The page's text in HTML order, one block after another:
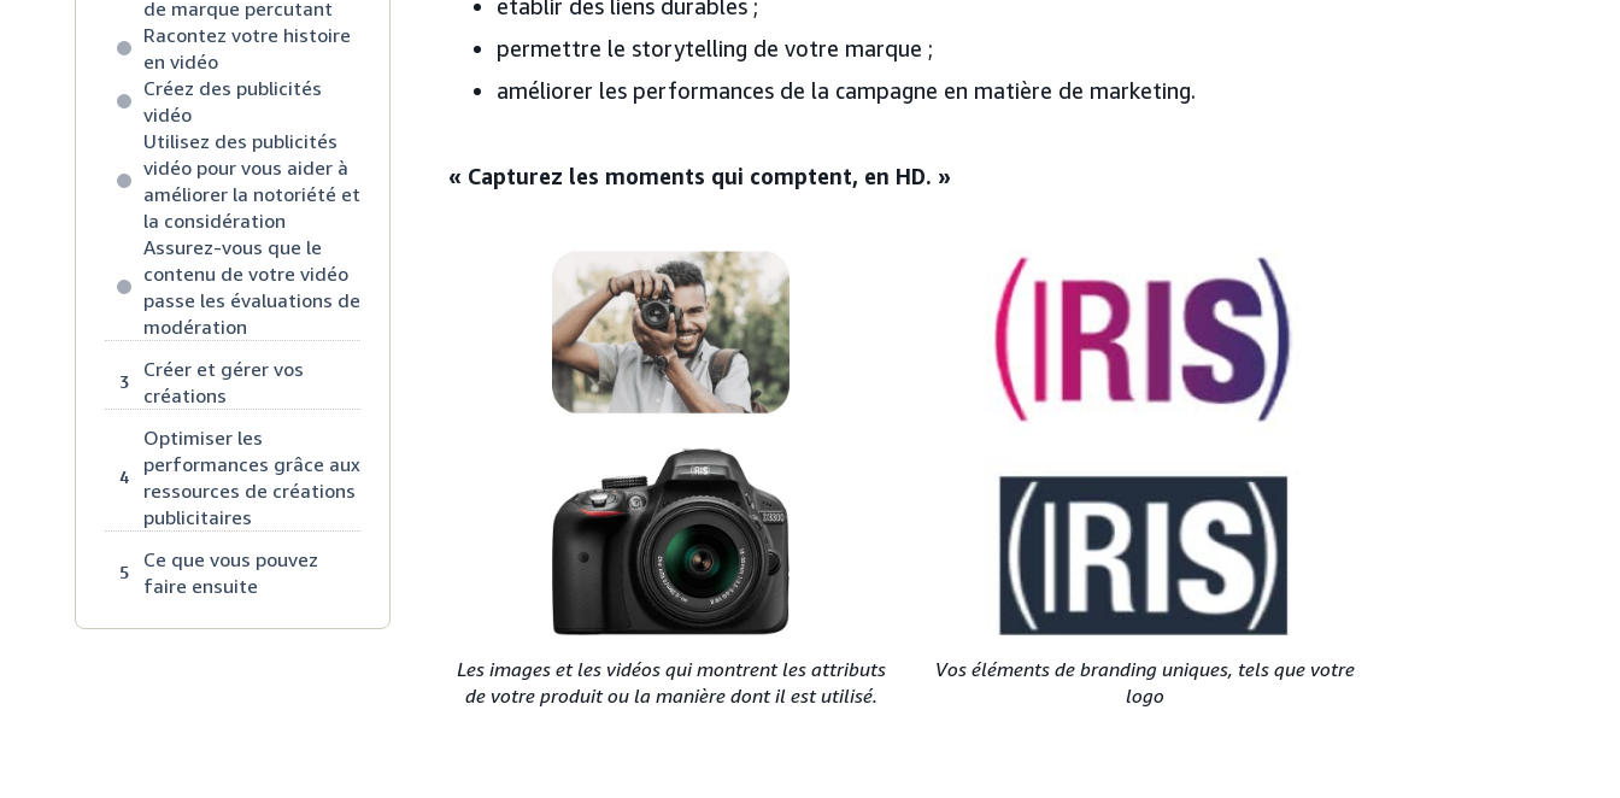
de marque percutant
Racontez votre histoire
en vidéo
Créez des publicités
vidéo
Utilisez des publicités
vidéo pour vous aider à
améliorer la notoriété et
la considération
Assurez-vous que le
contenu de votre vidéo
passe les évaluations de
modération
3
Créer et gérer vos
créations
4
Optimiser les
performances grâce aux
ressources de créations
publicitaires
5
Ce que vous pouvez
faire ensuite
établir des liens durables ;
permettre le storytelling de votre marque ;
améliorer les performances de la campagne en matière de marketing.
« Capturez les moments qui comptent, en HD. »
Les images et les vidéos qui montrent les attributs
de votre produit ou la manière dont il est utilisé.
Vos éléments de branding uniques, tels que votre
logo